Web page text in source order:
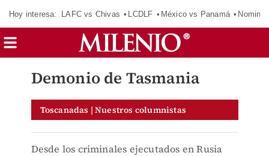
Hoy interesa: LAFC vs Chivas LCDLF México vs Panamá
Demonio de Tasmania
Toscanadas | Nuestros columnistas
Desde los criminales ejecutados en Rusia